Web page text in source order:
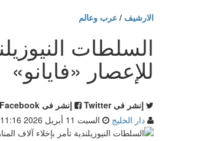
الارشيف / عرب وعالم
السلطات
للإعصار «فايانو»
إنشر فى Twitter
إنشر فى Facebook
دار الخليج
السبت 11 أبريل 2026 11:16 صباحاً